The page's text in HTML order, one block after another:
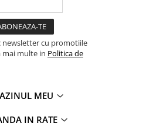
newsletter cu promotiile
mai multe in Politica de
MEU
IN RATE